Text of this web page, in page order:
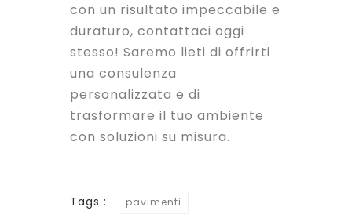
con un risultato impeccabile e
duraturo, contattaci oggi
stesso! Saremo lieti di offrirti
una consulenza
personalizzata e di
trasformare il tuo ambiente
con soluzioni su misura.
Tags : pavimenti